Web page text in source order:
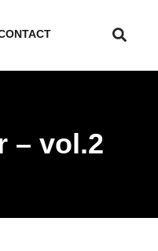
– vol.2